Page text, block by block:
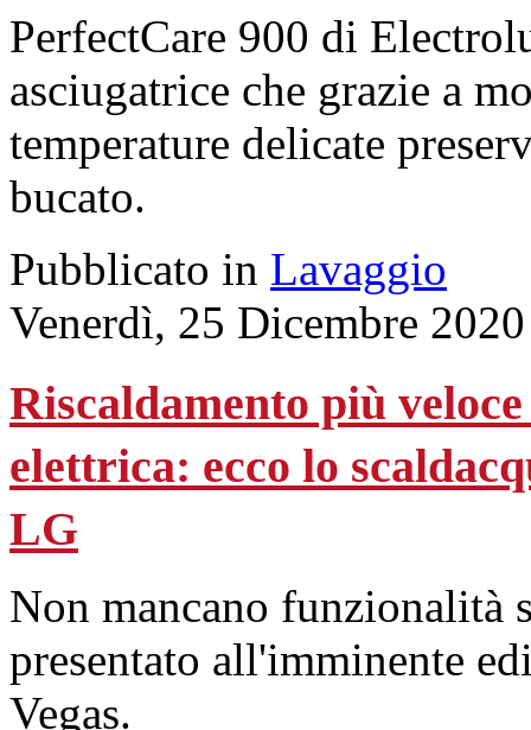
PerfectCare 900 di
asciugatrice che grazie a
temperature delicate
bucato.
Pubblicato in Lavaggio
Venerdì, 25 Dicembre
Riscaldamento più
elettrica: ecco lo
LG
Non mancano funzionalità
presentato all'imminente
Vegas.